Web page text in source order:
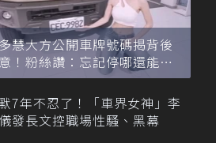
慧大方公開車牌號碼揭背後
！粉絲讚：忘記停哪還能幫
車
7年不忍了！「車界女神」李
發長文控職場性騷、黑幕